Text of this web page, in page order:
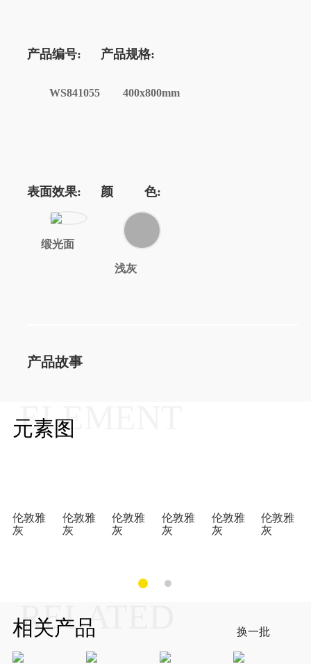
产品编号:
WS841055
产品规格:
400x800mm
表面效果:
缎光面
颜 色:
浅灰
产品故事
元素图
ELEMENT
伦敦雅
灰
伦敦雅
灰
伦敦雅
灰
伦敦雅
灰
伦敦雅
灰
伦敦雅
灰
相关产品
RELATED 换一批